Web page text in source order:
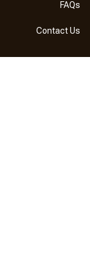
FAQs
Contact Us